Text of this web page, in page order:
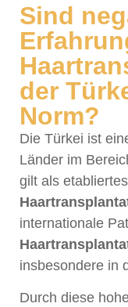
Sind
der
Norm?
Die Türkei ist
Länder im
gilt als etabliertes
internationale
insbesondere in
Durch diese